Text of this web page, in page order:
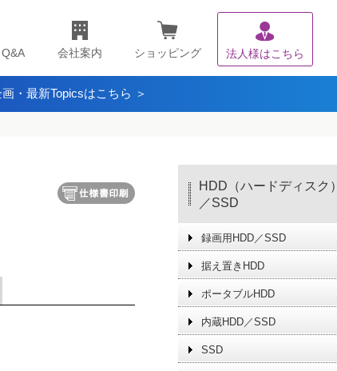
会社案内 ショッピング 法人様はこちら
・最新Topicsはこちら ＞
HDD（ハードディスク）
／SSD
録画用HDD／SSD
据え置きHDD
ポータブルHDD
内蔵HDD／SSD
SSD